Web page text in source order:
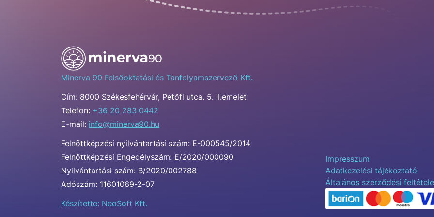
Minerva 90 Felsőoktatási és Tanfolyamszervező Kft.
Cím: 8000 Székesfehérvár, Petőfi utca. 5. II.emelet
Telefon: +36 20 283 0442
E-mail: info@minerva90.hu
Felnőttképzési nyilvántartási szám: E-000545/2014
Felnőttképzési Engedélyszám: E/2020/000090
Nyilvántartási szám: B/2020/002788
Adószám: 11601069-2-07
Készítette: NeoSoft Kft.
Impresszum
Adatkezelési tájékoztató
Általános szerződési